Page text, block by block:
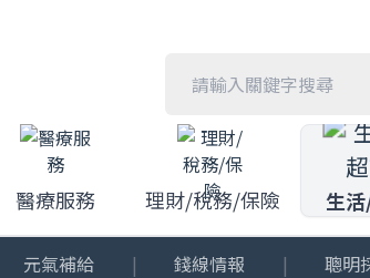
醫療服務 理財/稅務/保險 生
元氣補給 | 錢線情報 | 聰明